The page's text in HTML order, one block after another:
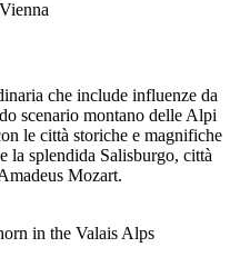
che include influenze da
scenario montano delle Alpi
le città storiche e magnifiche
la splendida Salisburgo, città
Mozart.